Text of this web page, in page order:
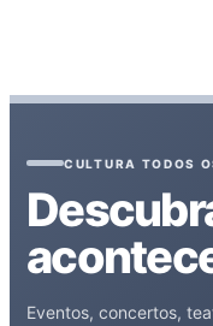
CULTURA TODOS
Eventos, concertos,